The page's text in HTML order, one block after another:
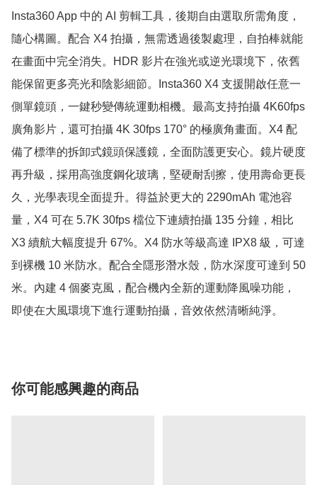
Insta360 App 中的 AI 剪輯工具，後期自由選取所需角度，
隨心構圖。配合 X4 拍攝，無需透過後製處理，自拍棒就能
在畫面中完全消失。HDR 影片在強光或逆光環境下，依舊
能保留更多亮光和陰影細節。Insta360 X4 支援開啟任意一
側單鏡頭，一鍵秒變傳統運動相機。最高支持拍攝 4K60fps
廣角影片，還可拍攝 4K 30fps 170° 的極廣角畫面。X4 配
備了標準的拆卸式鏡頭保護鏡，全面防護更安心。鏡片硬度
再升級，採用高強度鋼化玻璃，堅硬耐刮擦，使用壽命更長
久，光學表現全面提升。得益於更大的 2290mAh 電池容
量，X4 可在 5.7K 30fps 檔位下連續拍攝 135 分鐘，相比
X3 續航大幅度提升 67%。X4 防水等級高達 IPX8 級，可達
到裸機 10 米防水。配合全隱形潛水殼，防水深度可達到 50
米。內建 4 個麥克風，配合機內全新的運動降風噪功能，
即使在大風環境下進行運動拍攝，音效依然清晰純淨。
你可能感興趣的商品